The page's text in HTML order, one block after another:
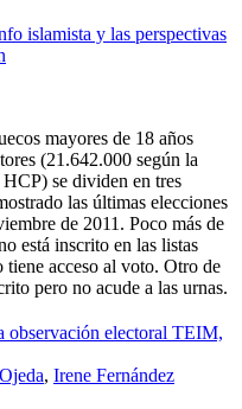
islamista y las perspectivas
mayores de 18 años
(21.642.000 según la
se dividen en tres
las últimas elecciones
de 2011. Poco más de
está inscrito en las listas
tiene acceso al voto. Otro de
pero no acude a las urnas.
observación electoral TEIM,
, Irene Fernández